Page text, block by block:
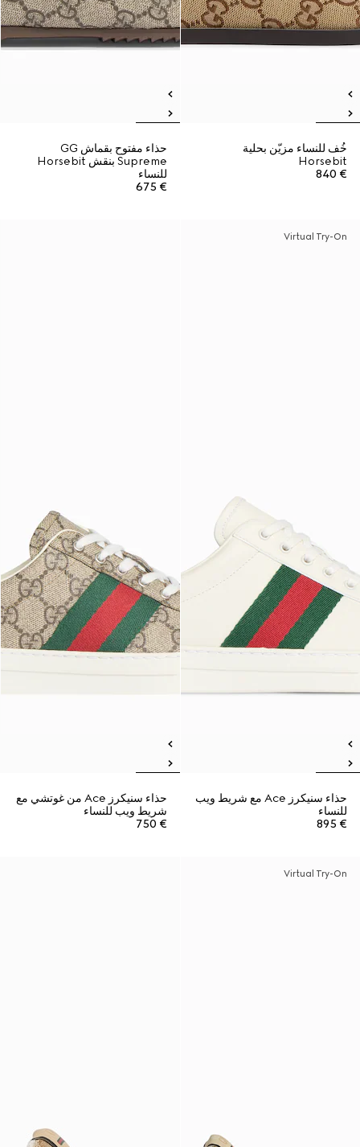
خُف للنساء مزيّن بحلية
Horsebit
€ 840
حذاء مفتوح بقماش GG
Supreme بنقش Horsebit
للنساء
€ 675
Virtual Try-On
حذاء سنيكرز Ace مع شريط ويب
للنساء
€ 895
حذاء سنيكرز Ace من غوتشي مع
شريط ويب للنساء
€ 750
Virtual Try-On